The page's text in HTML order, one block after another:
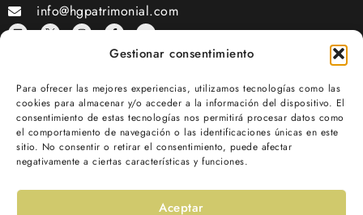
Gestionar consentimiento
Para ofrecer las mejores experiencias, utilizamos tecnologías como las
cookies para almacenar y/o acceder a la información del dispositivo. El
consentimiento de estas tecnologías nos permitirá procesar datos como
el comportamiento de navegación o las identificaciones únicas en este
sitio. No consentir o retirar el consentimiento, puede afectar
negativamente a ciertas características y funciones.
Aceptar
info@hgpatrimonial.com
Av. Juan de Borbón, 81, bajo, 30007, Murcia
SOMOS PATROCINADORES OFICIALES DE: